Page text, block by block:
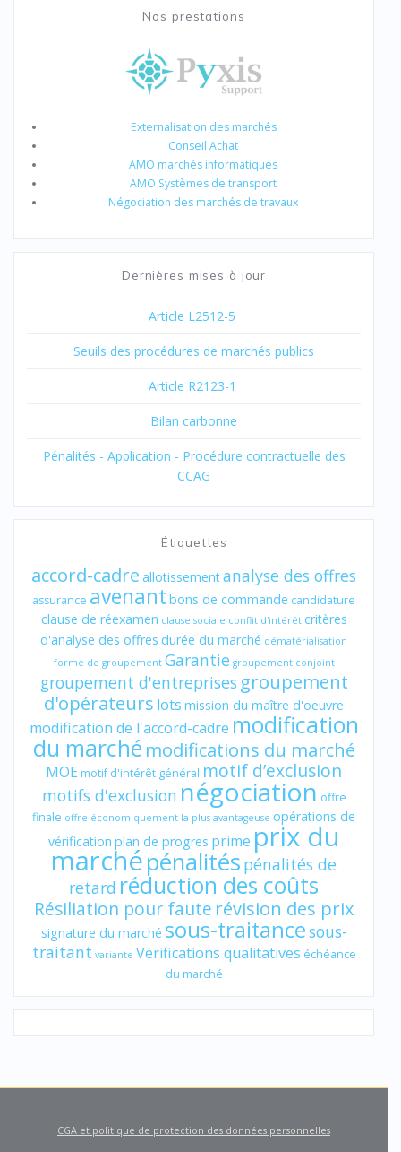
Nos prestations
Externalisation des marchés
Conseil Achat
AMO marchés informatiques
AMO Systèmes de transport
Négociation des marchés de travaux
Dernières mises à jour
Article L2512-5
Seuils des procédures de marchés publics
Article R2123-1
Bilan carbonne
Pénalités - Application - Procédure contractuelle des
CCAG
Étiquettes
accord-cadre allotissementanalyse des offres
assurance avenant bons de commande candidature
clause de réexamen clause sociale conflit d'intérêt critères
d'analyse des offres durée du marché dématérialisation
forme de groupement Garantie groupement conjoint
groupement d'entreprises groupement
d'opérateurs lots mission du maître d'oeuvre
modification de l'accord-cadre modification
du marché modifications du marché
MOE motif d'intérêt général motif d’exclusion
motifs d'exclusion négociation offre
finale offre économiquement la plus avantageuse opérations de
vérification plan de progres prime prix du
marchépénalités pénalités de
retard réduction des coûts
Résiliation pour faute révision des prix
signature du marché sous-traitancesous-
traitant variante Vérifications qualitatives échéance
du marché
CGA et politique de protection des données personnelles